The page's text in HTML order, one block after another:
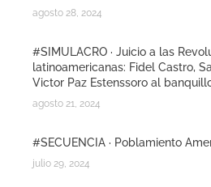
agosto 28, 2024
#SIMULACRO · Juicio a las
latinoamericanas: Fidel Castro,
Victor Paz Estenssoro al
agosto 21, 2024
#SECUENCIA · Poblamiento
julio 29, 2024